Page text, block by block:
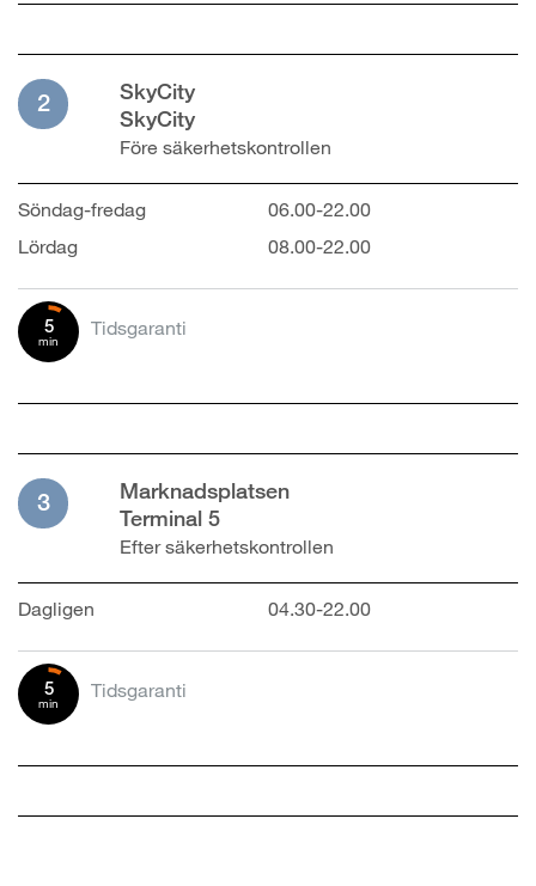
2
SkyCity
SkyCity
Före säkerhetskontrollen
Söndag-fredag
06.00-22.00
Lördag
08.00-22.00
5
min
Tidsgaranti
3
Marknadsplatsen
Terminal 5
Efter säkerhetskontrollen
Dagligen 04.30-22.00
5
min
Tidsgaranti